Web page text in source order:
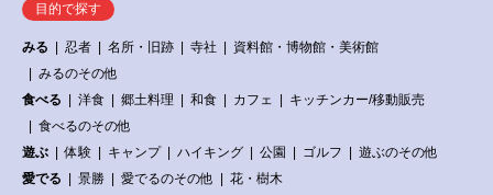
目的で探す
みる 忍者 名所・旧跡 寺社
資料館・博物館・美術館
みるのその他
食べる
洋食 郷土料理 和食 カフェ
キッチンカー/移動販売
食べるのその他
遊ぶ
体験 キャンプ ハイキング 公園 ゴルフ
遊ぶのその他
愛でる
景勝 愛でるのその他
花・樹木